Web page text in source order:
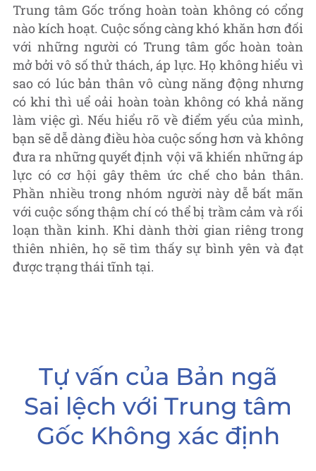
Trung tâm Gốc trống hoàn toàn không có cổng
nào kích hoạt. Cuộc sống càng khó khăn hơn đối
với những người có Trung tâm gốc hoàn toàn
mở bởi vô số thử thách, áp lực. Họ không hiểu vì
sao có lúc bản thân vô cùng năng động nhưng
có khi thì uể oải hoàn toàn không có khả năng
làm việc gì. Nếu hiểu rõ về điểm yếu của mình,
bạn sẽ dễ dàng điều hòa cuộc sống hơn và không
đưa ra những quyết định vội vã khiến những áp
lực có cơ hội gây thêm ức chế cho bản thân.
Phần nhiều trong nhóm người này dễ bất mãn
với cuộc sống thậm chí có thể bị trầm cảm và rối
loạn thần kinh. Khi dành thời gian riêng trong
thiên nhiên, họ sẽ tìm thấy sự bình yên và đạt
được trạng thái tĩnh tại.
Tự vấn của Bản ngã
Sai lệch với Trung tâm
Gốc Không xác định